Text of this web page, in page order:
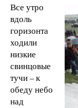
Все утро
вдоль
горизонта
ходили
низкие
свинцовые
тучи – к
обеду небо
над